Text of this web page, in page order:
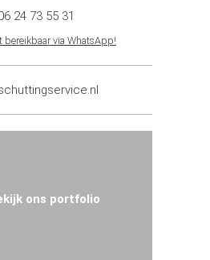
24 73 55 31
bereikbaar via WhatsApp!
ons portfolio